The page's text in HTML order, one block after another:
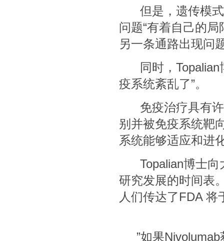
但是，遗传模式
问题“有着自己的
另一条通路出现问
同时，Topalian
疫系统紊乱了”。
免疫治疗具有许
别并被免疫系统靶
系统能够适应和进
Topalian博士向
研究发展的时间表
人们传达了FDA
”如果Nivolumab